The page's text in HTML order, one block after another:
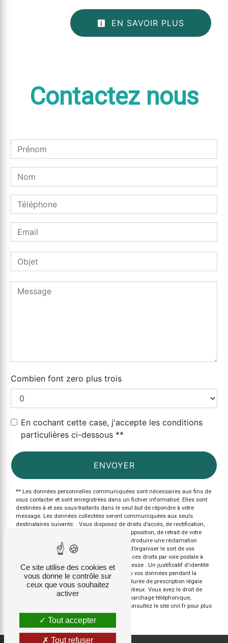
EN SAVOIR PLUS
Contactez nous
Combien font zero plus trois
En cochant cette case, j'accepte les conditions
particulières ci-dessous **
ENVOYER
** Les données personnelles communiquées sont nécessaires aux fins de
vous contacter et sont enregistrées dans un fichier informatisé. Elles sont
destinées à et ses sous-traitants dans le seul but de répondre à votre
message. Les données collectées seront communiquées aux seuls
destinataires suivants: . Vous disposez de droits d’accès, de rectification,
d’effacement, de portabilité, de limitation, d’opposition, de retrait de votre
consentement à tout moment et du droit d’introduire une réclamation
auprès d’une autorité de contrôle, ainsi que d’organiser le sort de vos
données post-mortem. Vous pouvez exercer ces droits par voie postale à
l'adresse ou par courrier électronique à l'adresse . Un justificatif d'identité
pourra vous être demandé. Nous conservons vos données pendant la
période de prise de contact puis pendant la durée de prescription légale
aux fins probatoires et de gestion des contentieux. Vous avez le droit de
vous inscrire sur la liste d'opposition au démarchage téléphonique,
. Consultez le site cnil.fr pour plus
d’informations sur vos droits.
Ce site utilise des cookies et
vous donne le contrôle sur
ceux que vous souhaitez
activer
Tout accepter
Tout refuser